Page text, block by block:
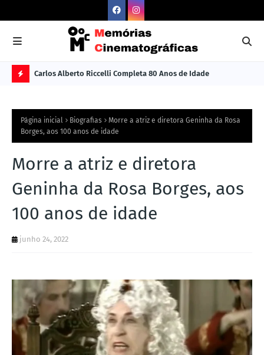
L
TI
M
A
O
Carlos Alberto Riccelli Completa 80 Anos de Idade
Página inicial Biografias
Morre a atriz e diretora Geninha da Rosa
Borges, aos 100 anos de idade
Morre a atriz e diretora
Geninha da Rosa Borges, aos
100 anos de idade
junho 24, 2022